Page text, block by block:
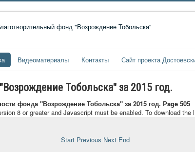
Видеоматериалы Контакты Сайт проекта
Тобольска" за 2015 год.
фонда "Возрождение Тобольска" за 2015 год. Page 505
8 or greater and Javascript must be enabled. To download the
Start Previous Next End